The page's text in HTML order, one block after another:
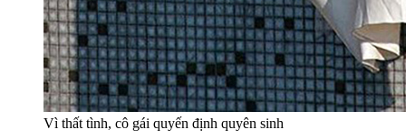
Vì thất tình, cô gái quyến định quyên sinh